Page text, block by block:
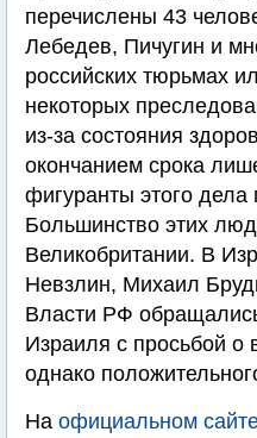
перечислены 43
Лебедев, Пичугин и
российских тюрьмах
некоторых
из-за состояния
окончанием срока
фигуранты этого
Большинство этих
Великобритании. В
Невзлин, Михаил
Власти РФ
Израиля с просьбой о
однако
На официальном